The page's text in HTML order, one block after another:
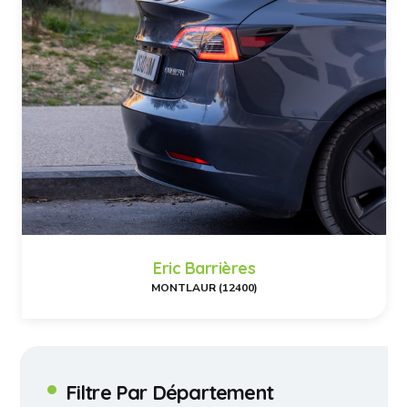
Filtre Par Département
Eric Barrières
MONTLAUR (12400)